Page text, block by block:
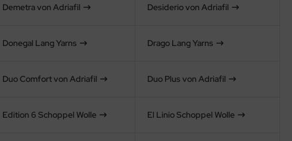
Demetra von Adriafil Desiderio von Adriafil
Donegal Lang Yarns Drago Lang Yarns
Duo Comfort von Adriafil Duo Plus von Adriafil
Edition 6 Schoppel Wolle El Linio Schoppel Wolle